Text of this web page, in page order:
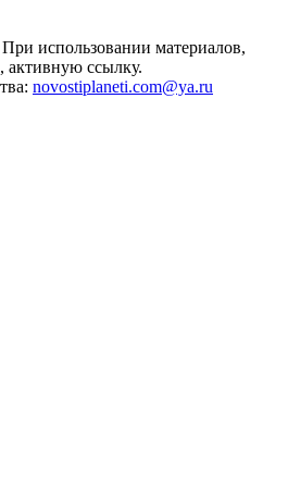
использовании материалов,
активную ссылку.
novostiplaneti.com@ya.ru